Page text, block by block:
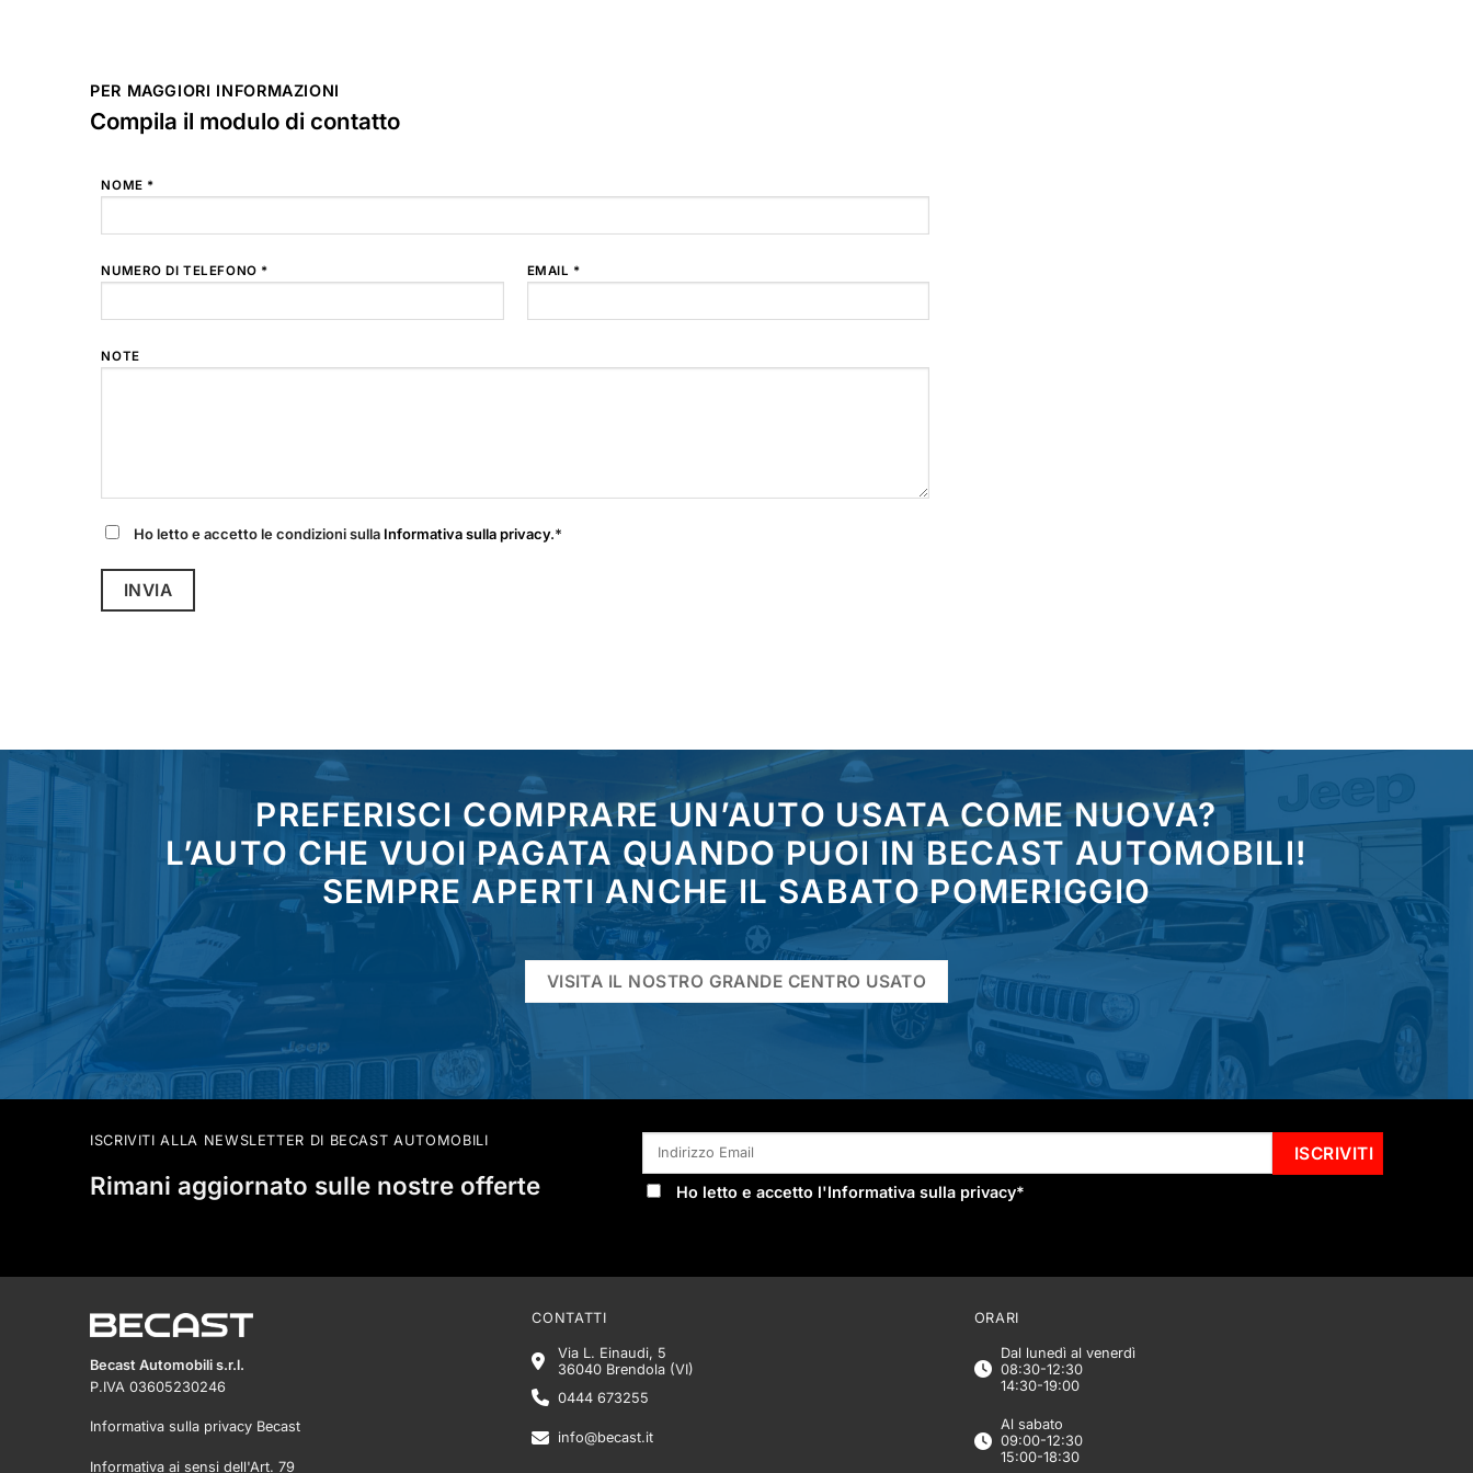
PER MAGGIORI INFORMAZIONI
Compila il modulo di contatto
NOME *
NUMERO DI TELEFONO * EMAIL *
NOTE
Ho letto e accetto le condizioni sulla Informativa sulla privacy.*
PREFERISCI COMPRARE UN’AUTO USATA COME NUOVA?
L’AUTO CHE VUOI PAGATA QUANDO PUOI IN BECAST AUTOMOBILI!
SEMPRE APERTI ANCHE IL SABATO POMERIGGIO
VISITA IL NOSTRO GRANDE CENTRO USATO
ISCRIVITI ALLA NEWSLETTER DI BECAST AUTOMOBILI
Rimani aggiornato sulle nostre offerte Ho letto e accetto l'Informativa sulla privacy*
Becast Automobili s.r.l.
P.IVA 03605230246
Informativa sulla privacy Becast
Informativa ai sensi dell'Art. 79
CONTATTI
Via L. Einaudi, 5
36040 Brendola (VI)
0444 673255
info@becast.it
ORARI
Dal lunedì al venerdì
08:30-12:30
14:30-19:00
Al sabato
09:00-12:30
15:00-18:30